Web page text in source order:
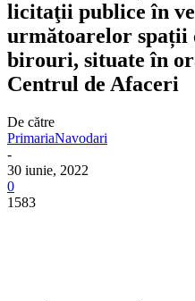
licitaţii publice în
următoarelor spații
birouri, situate în
Centrul de Afaceri
De către
PrimariaNavodari
-
30 iunie, 2022
0
1583